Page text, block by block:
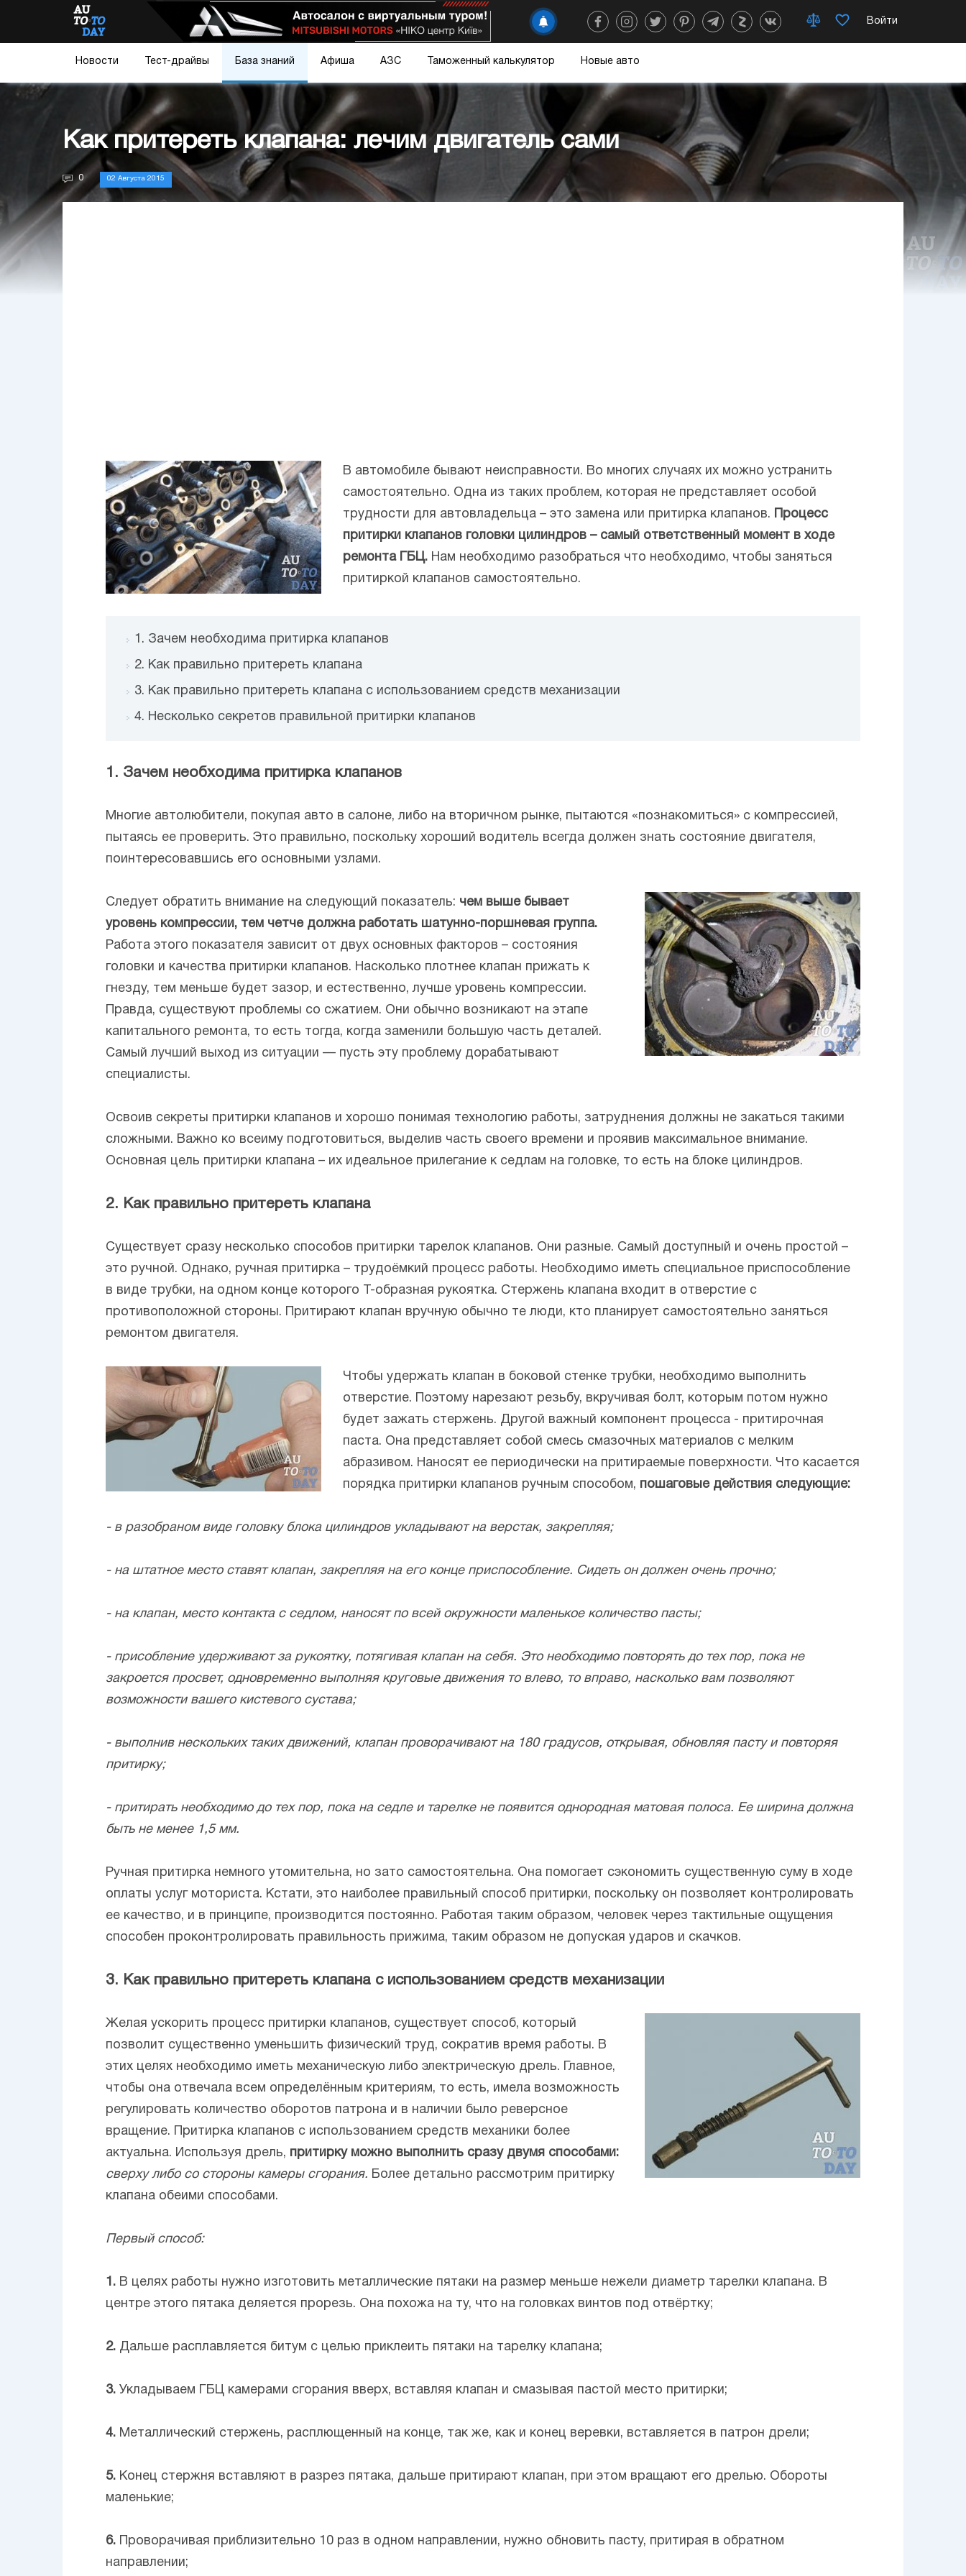
Войти
Новости Тест-драйвы База знаний Афиша АЗС Таможенный калькулятор Новые авто
Как притереть клапана: лечим двигатель сами
0 02 Августа 2015
В автомобиле бывают неисправности. Во многих случаях их можно устранить
самостоятельно. Одна из таких проблем, которая не представляет особой
трудности для автовладельца – это замена или притирка клапанов.
Процесс
притирки клапанов головки цилиндров – самый ответственный момент в ходе
ремонта ГБЦ. Нам необходимо разобраться что необходимо, чтобы заняться
притиркой клапанов самостоятельно.
1. Зачем необходима притирка клапанов
2. Как правильно притереть клапана
3. Как правильно притереть клапана с использованием средств механизации
4. Несколько секретов правильной притирки клапанов
1. Зачем необходима притирка клапанов
Многие автолюбители, покупая авто в салоне, либо на вторичном рынке, пытаются «познакомиться» с компрессией,
пытаясь ее проверить. Это правильно, поскольку хороший водитель всегда должен знать состояние двигателя,
поинтересовавшись его основными узлами.
Следует обратить внимание на следующий показатель: чем выше бывает
уровень компрессии, тем четче должна работать шатунно-поршневая группа.
Работа этого показателя зависит от двух основных факторов – состояния
головки и качества притирки клапанов. Насколько плотнее клапан прижать к
гнезду, тем меньше будет зазор, и естественно, лучше уровень компрессии.
Правда, существуют проблемы со сжатием. Они обычно возникают на этапе
капитального ремонта, то есть тогда, когда заменили большую часть деталей.
Самый лучший выход из ситуации — пусть эту проблему дорабатывают
специалисты.
Освоив секреты притирки клапанов и хорошо понимая технологию работы, затруднения должны не закаться такими
сложными. Важно ко всеиму подготовиться, выделив часть своего времени и проявив максимальное внимание.
Основная цель притирки клапана – их идеальное прилегание к седлам на головке, то есть на блоке цилиндров.
2. Как правильно притереть клапана
Существует сразу несколько способов притирки тарелок клапанов. Они разные. Самый доступный и очень простой –
это ручной. Однако, ручная притирка – трудоёмкий процесс работы. Необходимо иметь специальное приспособление
в виде трубки, на одном конце которого Т-образная рукоятка. Стержень клапана входит в отверстие с
противоположной стороны. Притирают клапан вручную обычно те люди, кто планирует самостоятельно заняться
ремонтом двигателя.
Чтобы удержать клапан в боковой стенке трубки, необходимо выполнить
отверстие. Поэтому нарезают резьбу, вкручивая болт, которым потом нужно
будет зажать стержень. Другой важный компонент процесса - притирочная
паста. Она представляет собой смесь смазочных материалов с мелким
абразивом. Наносят ее периодически на притираемые поверхности. Что касается
порядка притирки клапанов ручным способом, пошаговые действия следующие:
- в разобраном виде головку блока цилиндров укладывают на верстак, закрепляя;
- на штатное место ставят клапан, закрепляя на его конце приспособление. Сидеть он должен очень прочно;
- на клапан, место контакта с седлом, наносят по всей окружности маленькое количество пасты;
- присобление удерживают за рукоятку, потягивая клапан на себя. Это необходимо повторять до тех пор, пока не
закроется просвет, одновременно выполняя круговые движения то влево, то вправо, насколько вам позволяют
возможности вашего кистевого сустава;
- выполнив нескольких таких движений, клапан проворачивают на 180 градусов, открывая, обновляя пасту и повторяя
притирку;
- притирать необходимо до тех пор, пока на седле и тарелке не появится однородная матовая полоса. Ее ширина должна
быть не менее 1,5 мм.
Ручная притирка немного утомительна, но зато самостоятельна. Она помогает сэкономить существенную суму в ходе
оплаты услуг моториста. Кстати, это наиболее правильный способ притирки, поскольку он позволяет контролировать
ее качество, и в принципе, производится постоянно. Работая таким образом, человек через тактильные ощущения
способен проконтролировать правильность прижима, таким образом не допуская ударов и скачков.
3. Как правильно притереть клапана с использованием средств механизации
Желая ускорить процесс притирки клапанов, существует способ, который
позволит существенно уменьшить физический труд, сократив время работы. В
этих целях необходимо иметь механическую либо электрическую дрель. Главное,
чтобы она отвечала всем определённым критериям, то есть, имела возможность
регулировать количество оборотов патрона и в наличии было реверсное
вращение. Притирка клапанов с использованием средств механики более
актуальна. Используя дрель, притирку можно выполнить сразу двумя способами:
сверху либо со стороны камеры сгорания. Более детально рассмотрим притирку
клапана обеими способами.
Первый способ:
1. В целях работы нужно изготовить металлические пятаки на размер меньше нежели диаметр тарелки клапана. В
центре этого пятака деляется прорезь. Она похожа на ту, что на головках винтов под отвёртку;
2. Дальше расплавляется битум с целью приклеить пятаки на тарелку клапана;
3. Укладываем ГБЦ камерами сгорания вверх, вставляя клапан и смазывая пастой место притирки;
4. Металлический стержень, расплющенный на конце, так же, как и конец веревки, вставляется в патрон дрели;
5. Конец стержня вставляют в разрез пятака, дальше притирают клапан, при этом вращают его дрелью. Обороты
маленькие;
6. Проворачивая приблизительно 10 раз в одном направлении, нужно обновить пасту, притирая в обратном
направлении;